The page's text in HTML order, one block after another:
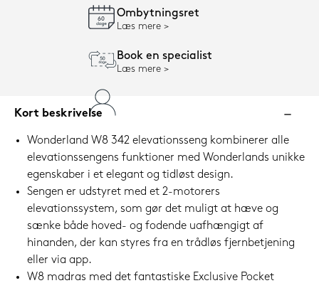
Ombytningsret
Læs mere
Book en specialist
Læs mere
Kort beskrivelse
Wonderland W8 342 elevationsseng kombinerer alle
elevationssengens funktioner med Wonderlands unikke
egenskaber i et elegant og tidløst design.
Sengen er udstyret med et 2-motorers
elevationssystem, som gør det muligt at hæve og
sænke både hoved- og fodende uafhængigt af
hinanden, der kan styres fra en trådløs fjernbetjening
eller via app.
W8 madras med det fantastiske Exclusive Pocket